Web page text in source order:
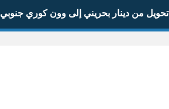
تحويل من دينار بحريني إلى وون كوري جنوبي